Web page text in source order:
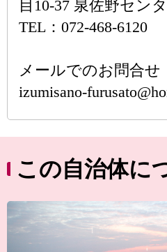
目10-37 泉佐野セン
TEL：072-468-6120
メールでのお問合せ
izumisano-
この自治体に